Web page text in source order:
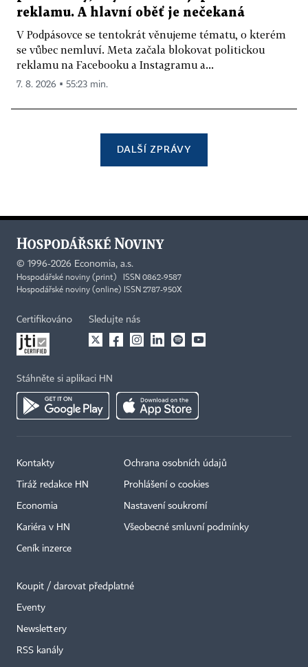
reklamu. A hlavní oběť je nečekaná
V Podpásovce se tentokrát věnujeme tématu, o kterém
se vůbec nemluví. Meta začala blokovat politickou
reklamu na Facebooku a Instagramu a...
7. 8. 2026 ▪ 55:23 min.
DALŠÍ ZPRÁVY
© 1996-2026 Economia, a.s.
Hospodářské noviny (print) ISSN 0862-9587
Hospodářské noviny (online) ISSN 2787-950X
Certifikováno Sledujte nás
Stáhněte si aplikaci HN
Kontakty
Tiráž redakce HN
Economia
Kariéra v HN
Ceník inzerce
Ochrana osobních údajů
Prohlášení o cookies
Nastavení soukromí
Všeobecné smluvní podmínky
Koupit / darovat předplatné
Eventy
Newslettery
RSS kanály